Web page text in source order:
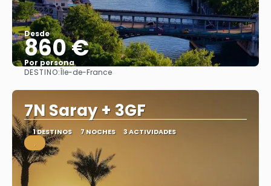
Desde
860 €
Por persona
DESTINO:Île-de-France
7N Saray + 3GF
1 DESTINOS 7 NOCHES 3 ACTIVIDADES
.